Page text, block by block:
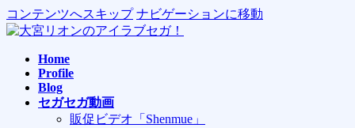
コンテンツへスキップ ナビゲーションに移動
Home
Profile
Blog
セガセガ動画
販促ビデオ「Shenmue」